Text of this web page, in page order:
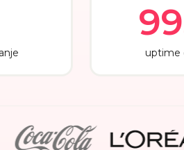
uptime